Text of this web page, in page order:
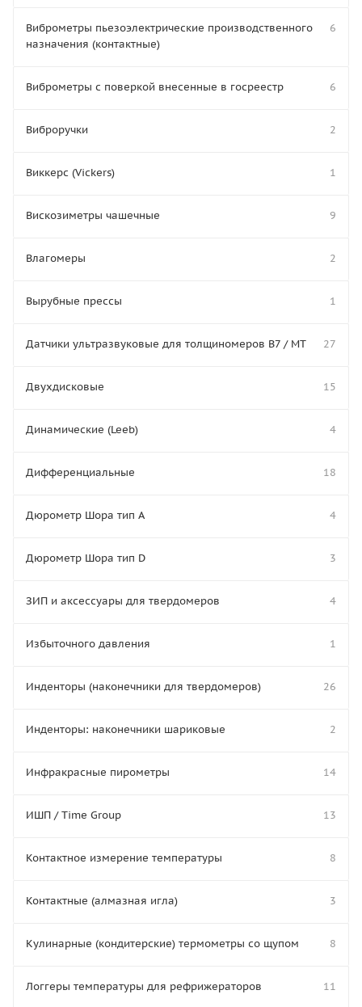
Виброметры пьезоэлектрические производственного
назначения (контактные)
6
Виброметры с поверкой внесенные в госреестр 6
Виброручки 2
Виккерс (Vickers) 1
Вискозиметры чашечные 9
Влагомеры 2
Вырубные прессы 1
Датчики ультразвуковые для толщиномеров В7 / МТ 27
Двухдисковые 15
Динамические (Leeb) 4
Дифференциальные 18
Дюрометр Шора тип A 4
Дюрометр Шора тип D 3
ЗИП и аксессуары для твердомеров 4
Избыточного давления 1
Инденторы (наконечники для твердомеров) 26
Инденторы: наконечники шариковые 2
Инфракрасные пирометры 14
ИШП / Time Group 13
Контактное измерение температуры 8
Контактные (алмазная игла) 3
Кулинарные (кондитерские) термометры со щупом 8
Логгеры температуры для рефрижераторов 11